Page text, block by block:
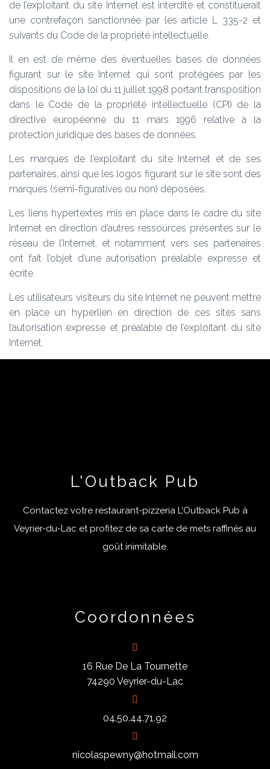
de l’exploitant du site Internet est interdite et constituerait
une contrefaçon sanctionnée par les article L 335-2 et
suivants du Code de la propriété intellectuelle.
Il en est de même des éventuelles bases de données
figurant sur le site Internet qui sont protégées par les
dispositions de la loi du 11 juillet 1998 portant transposition
dans le Code de la propriété intellectuelle (CPI) de la
directive européenne du 11 mars 1996 relative à la
protection juridique des bases de données.
Les marques de l’exploitant du site Internet et de ses
partenaires, ainsi que les logos figurant sur le site sont des
marques (semi-figuratives ou non) déposées.
Les liens hypertextes mis en place dans le cadre du site
Internet en direction d’autres ressources présentes sur le
réseau de l’Internet, et notamment vers ses partenaires
ont fait l’objet d’une autorisation préalable expresse et
écrite.
Les utilisateurs visiteurs du site Internet ne peuvent mettre
en place un hyperlien en direction de ces sites sans
l’autorisation expresse et préalable de l’exploitant du site
Internet.
L'Outback Pub
Contactez votre restaurant-pizzeria L’Outback Pub à
Veyrier-du-Lac et profitez de sa carte de mets raffinés au
goût inimitable.
Coordonnées
16 Rue De La Tournette
74290 Veyrier-du-Lac
04.50.44.71.92
nicolaspewny@hotmail.com